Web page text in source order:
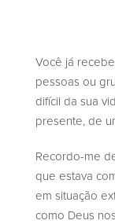
Você já
pessoas ou
difícil da sua
presente, de
Recordo-me
que estava
em situação
como Deus